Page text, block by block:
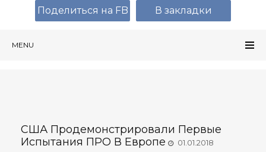
MENU
США Продемонстрировали Первые
Испытания ПРО В Европе
01.01.2018
Поделиться на FB В закладки